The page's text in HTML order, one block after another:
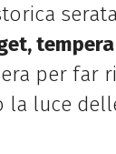
per far
la luce